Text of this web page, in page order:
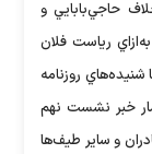
حاجي‌بابايي و
رياست فلان
شنيده‌هاي روزنامه
خبر نشست نهم
الياس نادران و ساير طيف‌ها